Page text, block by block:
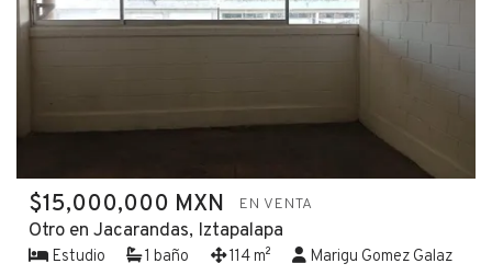
$15,000,000 MXN EN VENTA
Otro en Jacarandas, Iztapalapa
Estudio 1 baño 114 m² Marigu Gomez Galaz